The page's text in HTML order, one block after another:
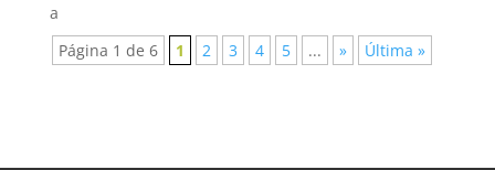
a
Página 1 de 6 1 2 3 4 5 ... » Última »